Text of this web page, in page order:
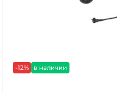
-12% в наличии